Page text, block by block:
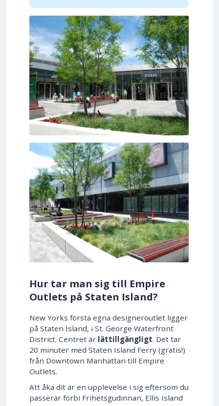
Hur tar man sig till Empire
Outlets på Staten Island?
New Yorks första egna designeroutlet ligger
på Staten Island, i St. George Waterfront
District. Centret är lättillgängligt. Det tar
20 minuter med Staten Island Ferry (gratis!)
från Downtown Manhattan till Empire
Outlets.
Att åka dit är en upplevelse i sig eftersom du
passerar förbi Frihetsgudinnan, Ellis Island